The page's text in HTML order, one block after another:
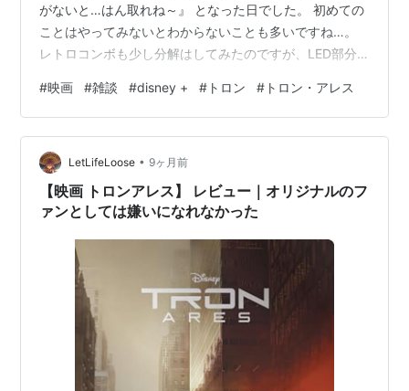
がないと…はん取れね～』 となった日でした。 初めての
ことはやってみないとわからないことも多いですね…。
レトロコンボも少し分解はしてみたのですが、LED部分
でいったんそっと閉じました…。 といった一日中家にい
た今日なのですが、皆さんはいかがお過ごしでしたでし
ょうか？ という話から始めまして…今日は 『ポリゴンと
いう技術を使い始め、その無機質さが目玉』 となった
『ただジジイがおすすめしたい映画』をご紹介！ ではお
つきあいください！ 『…
#映画 #雑談 #disney + # トロン # トロン・アレス
LetLifeLoose • 9ヶ月前
【映画 トロンアレス】 レビュー｜オリジナルのフ
ァンとしては嫌いになれなかった